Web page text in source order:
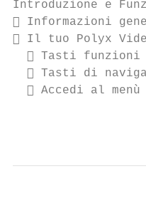
Introduzione e
 Informazioni
 Il tuo Polyx
 Tasti funzioni
 Tasti di
 Accedi al menù